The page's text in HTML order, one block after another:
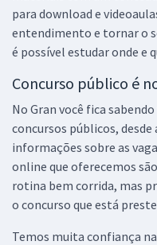
para download e
entendimento e tornar o
é possível estudar onde e
Concurso público é
No Gran você fica
concursos públicos,
informações sobre as
online que oferecemos
rotina bem corrida, mas
o concurso que está
Temos muita confiança